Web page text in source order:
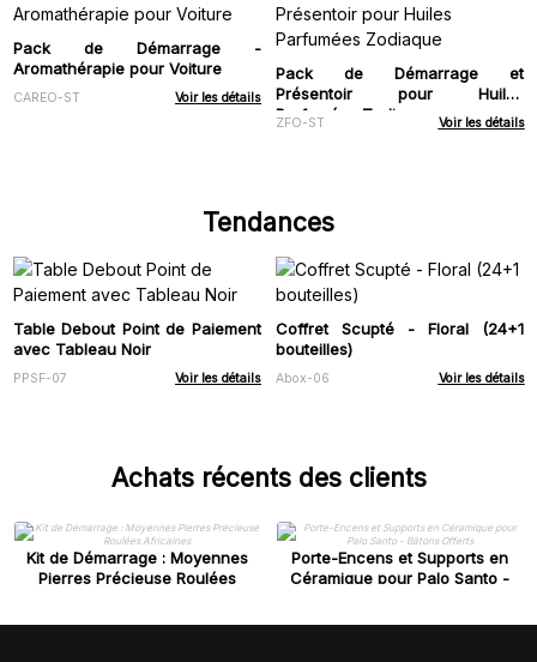
Pack de Démarrage -
Aromathérapie pour Voiture
CAREO-ST Voir les détails
Pack de Démarrage et
Présentoir pour Huiles
Parfumées Zodiaque
ZFO-ST Voir les détails
Tendances
Table Debout Point de Paiement
avec Tableau Noir
PPSF-07 Voir les détails
Coffret Scupté - Floral (24+1
bouteilles)
Abox-06 Voir les détails
Achats récents des clients
Kit de Démarrage : Moyennes
Pierres Précieuse Roulées
Porte-Encens et Supports en
Céramique pour Palo Santo -